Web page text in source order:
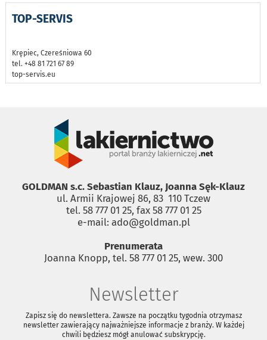
TOP-SERVIS
Krępiec, Czereśniowa 60
tel. +48 81 721 67 89
top-servis.eu
GOLDMAN s.c. Sebastian Klauz, Joanna Sęk-Klauz
ul. Armii Krajowej 86, 83 ­ 110 Tczew
tel. 58 777 01 25, fax 58 777 01 25
e-mail: ado@goldman.pl
Prenumerata
Joanna Knopp, tel. 58 777 01 25, wew. 300
Newsletter
Zapisz się do newslettera. Zawsze na początku tygodnia otrzymasz
newsletter zawierający najważniejsze informacje z branży. W każdej
chwili będziesz mógł anulować subskrypcję.